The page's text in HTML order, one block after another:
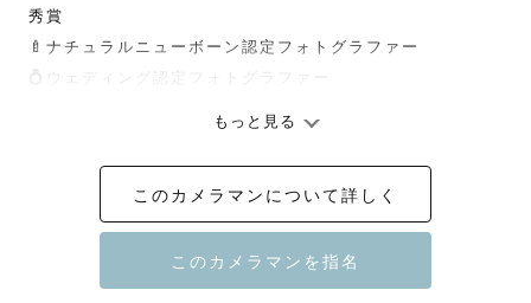
秀賞
🍼ナチュラルニューボーン認定フォトグラファー
💍ウェディング認定フォトグラファー
これまで700組以上のご家族やカップル、1500人以上のお
子さまを撮影してきました。
お気軽に「ぽんちゃん」と呼んでくださいね。
🇰🇷韓国語対応可能
もっと見る
このカメラマンについて詳しく